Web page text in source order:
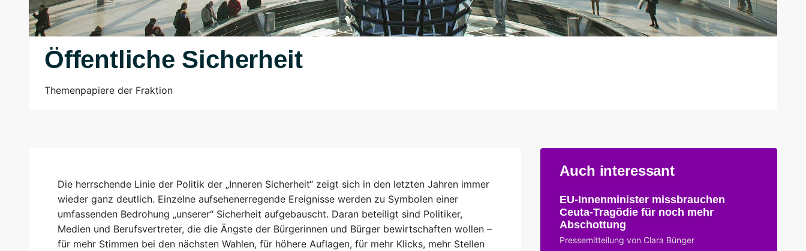
Öffentliche Sicherheit
Themenpapiere der Fraktion
Die herrschende Linie der Politik der „Inneren Sicherheit“ zeigt sich in den letzten Jahren immer
wieder ganz deutlich. Einzelne aufsehenerregende Ereignisse werden zu Symbolen einer
umfassenden Bedrohung „unserer“ Sicherheit aufgebauscht. Daran beteiligt sind Politiker,
Medien und Berufsvertreter, die die Ängste der Bürgerinnen und Bürger bewirtschaften wollen –
für mehr Stimmen bei den nächsten Wahlen, für höhere Auflagen, für mehr Klicks, mehr Stellen
Auch interessant
EU-Innenminister missbrauchen
Ceuta-Tragödie für noch mehr
Abschottung
Pressemitteilung von Clara Bünger